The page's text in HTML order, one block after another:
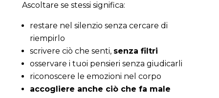
Ascoltare se stessi significa:
restare nel silenzio senza cercare di
riempirlo
scrivere ciò che senti, senza filtri
osservare i tuoi pensieri senza giudicarli
riconoscere le emozioni nel corpo
accogliere anche ciò che fa male